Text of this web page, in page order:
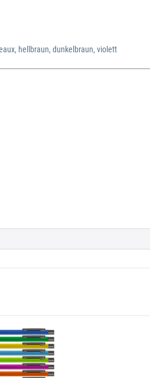
hellbraun, dunkelbraun, violett